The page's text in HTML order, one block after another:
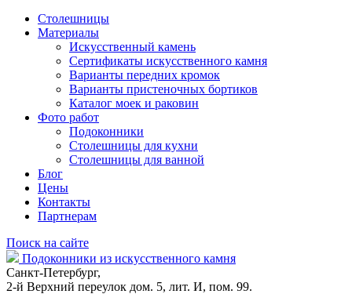
Столешницы
Материалы
Искусственный камень
Сертификаты искусственного камня
Варианты передних кромок
Варианты пристеночных бортиков
Каталог моек и раковин
Фото работ
Подоконники
Столешницы для кухни
Столешницы для ванной
Блог
Цены
Контакты
Партнерам
Поиск на сайте
Подоконники из искусственного камня
Санкт-Петербург,
2-й Верхний переулок дом. 5, лит. И, пом. 99.